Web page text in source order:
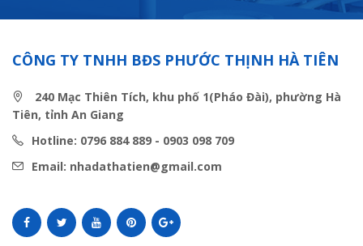
CÔNG TY TNHH BĐS PHƯỚC THỊNH HÀ TIÊN
240 Mạc Thiên Tích, khu phố 1(Pháo Đài), phường Hà
Tiên, tỉnh An Giang
Hotline: 0796 884 889 - 0903 098 709
Email: nhadathatien@gmail.com